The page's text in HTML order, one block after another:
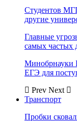
Студентов
другие
Главные
самых частых
Минобрнауки
ЕГЭ для
Prev Next
Транспорт
Пробки